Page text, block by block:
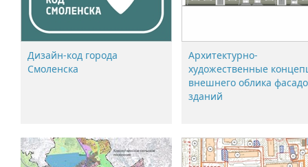
Дизайн-код города
Смоленска
Архитектурно-
художественные
внешнего облика
зданий